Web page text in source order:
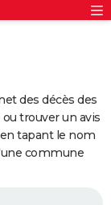
des décès des
trouver un avis
tapant le nom
commune